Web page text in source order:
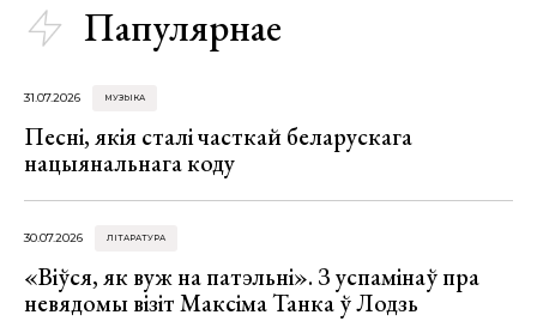
Папулярнае
31.07.2026 МУЗЫКА
Песні, якія сталі часткай беларускага
нацыянальнага коду
30.07.2026 ЛІТАРАТУРА
«Віўся, як вуж на патэльні». З успамінаў пра
невядомы візіт Максіма Танка ў Лодзь